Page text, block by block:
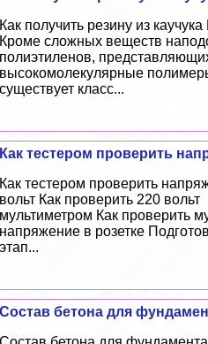
Как получить резину из каучука
Кроме сложных веществ
полиэтиленов,
высокомолекулярные
существует класс...
Как тестером проверить
Как тестером проверить
вольт Как проверить 220 вольт
мультиметром Как проверить
напряжение в розетке
этап...
Состав бетона для